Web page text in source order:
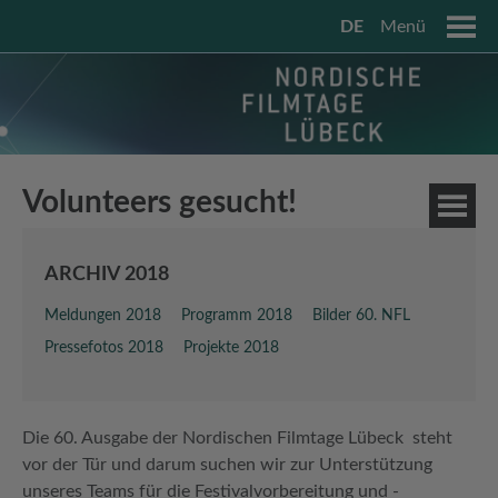
DE Menü
Volunteers gesucht!
ARCHIV 2018
Meldungen 2018 Programm 2018 Bilder 60. NFL
Pressefotos 2018 Projekte 2018
Die 60. Ausgabe der Nordischen Filmtage Lübeck steht
vor der Tür und darum suchen wir zur Unterstützung
unseres Teams für die Festivalvorbereitung und -